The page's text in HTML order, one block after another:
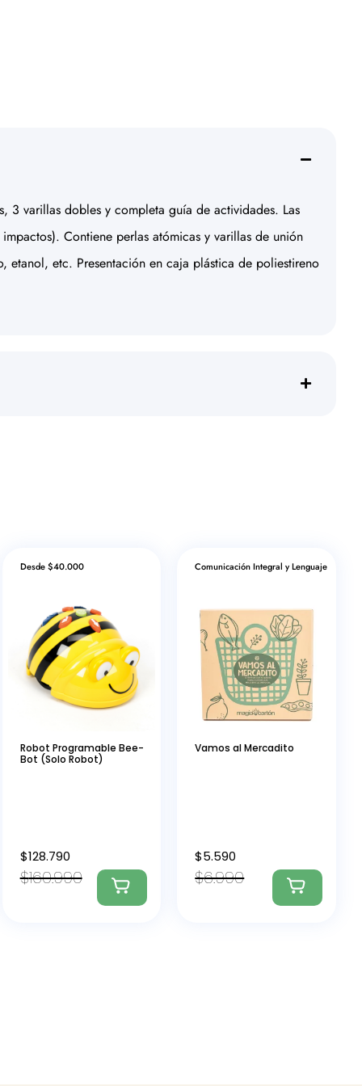
3 varillas dobles y completa guía de actividades. Las
Contiene perlas atómicas y varillas de unión
etanol, etc. Presentación en caja plástica de poliestireno
Desde $40.000
Robot Programable Bee-
Bot (Solo Robot)
$160.990
$128.790
Comunicación Integral y Lenguaje
Vamos al Mercadito
$6.990
$5.590